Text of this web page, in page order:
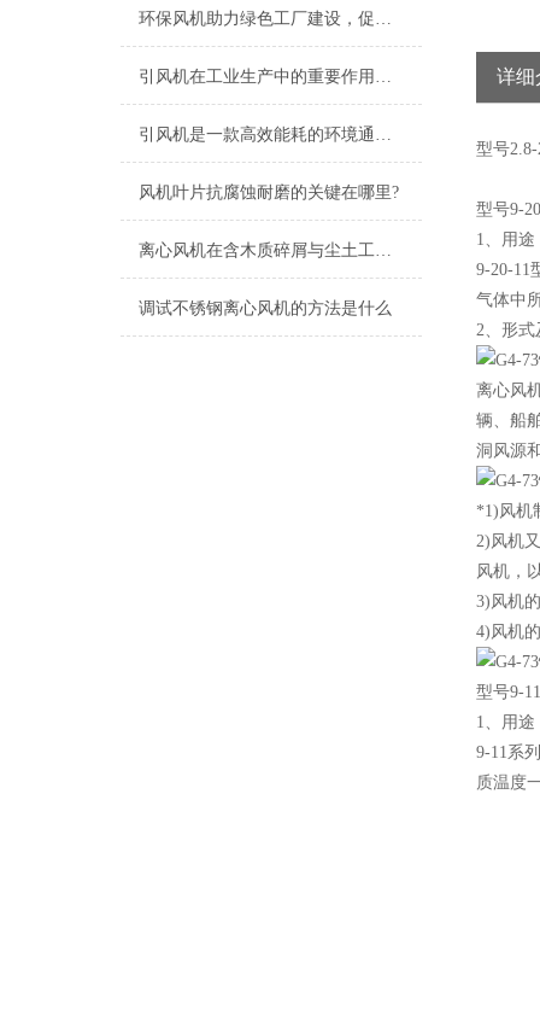
环保风机助力绿色工厂建设，促进节能减排
引风机在工业生产中的重要作用及发展趋势
引风机是一款高效能耗的环境通风设备
风机叶片抗腐蚀耐磨的关键在哪里?
离心风机在含木质碎屑与尘土工况下的高效应用解析
调试不锈钢离心风机的方法是什么
详细
型号2.8-
型号9-
1、用途
9-20-11
气体中
2、形式
离心风
辆、船
洞风源
*1)风机
2)风机
风机，
3)风机
4)风机
型号9-
1、用途
9-11系
质温度